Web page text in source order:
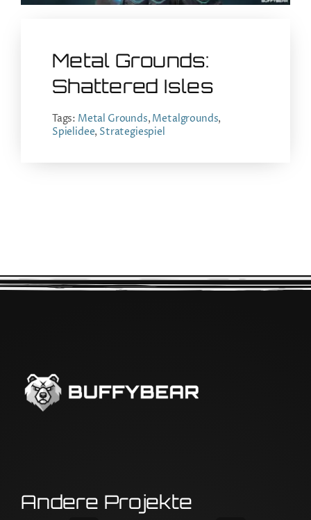
Metal Grounds:
Shattered Isles
Tags: Metal Grounds, Metalgrounds,
Spielidee, Strategiespiel
Andere Projekte